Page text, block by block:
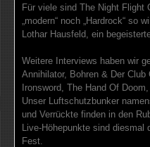
Für viele sind The Night Flight
„modern“ noch „Hardrock“
Lothar Hausfeld, ein
Weitere Interviews haben wir
Annihilator, Bohren & Der
Ironsword, The Hand Of
Unser Luftschutzbunker
und Verrückte finden in den
Live-Höhepunkte sind
Fest.